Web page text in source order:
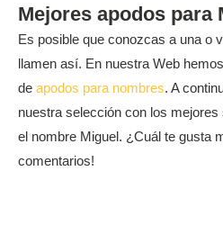
Mejores apodos para
Es posible que conozcas a una o
llamen así. En nuestra Web
de apodos para nombres. A
nuestra selección con los
el nombre Miguel. ¿Cuál te gusta
comentarios!